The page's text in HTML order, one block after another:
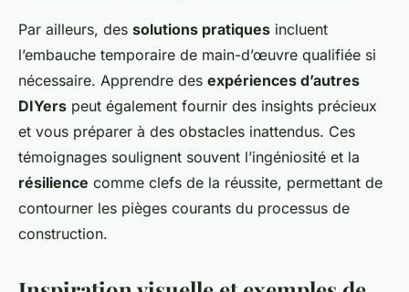
Par ailleurs, des solutions pratiques incluent
l’embauche temporaire de main-d’œuvre qualifiée si
nécessaire. Apprendre des expériences d’autres
DIYers peut également fournir des insights précieux
et vous préparer à des obstacles inattendus. Ces
témoignages soulignent souvent l’ingéniosité et la
résilience comme clefs de la réussite, permettant de
contourner les pièges courants du processus de
construction.